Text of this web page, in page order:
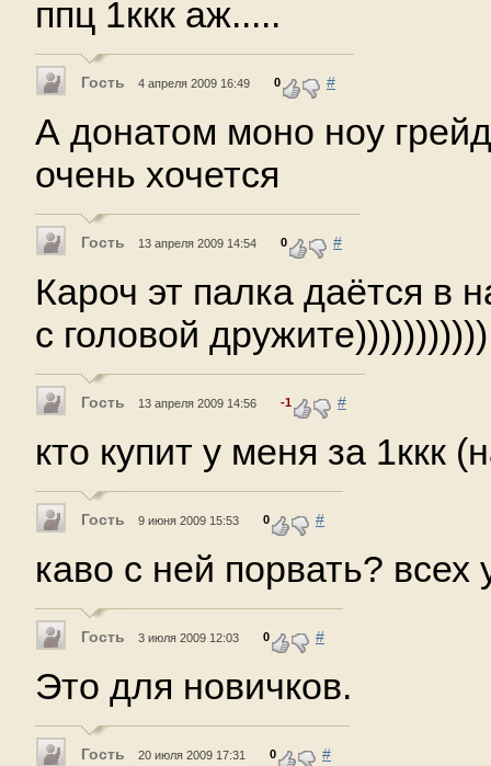
ппц 1ккк аж.....
Гость 4 апреля 2009 16:49 0 #
А донатом моно ноу
очень хочется
Гость 13 апреля 2009 14:54 0 #
Кароч эт палка даётся в
с головой
Гость 13 апреля 2009 14:56 -1 #
кто купит у меня за 1ккк
Гость 9 июня 2009 15:53 0 #
каво с ней порвать? всех
Гость 3 июля 2009 12:03 0 #
Это для новичков.
Гость 20 июля 2009 17:31 0 #